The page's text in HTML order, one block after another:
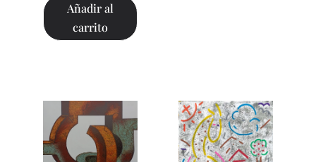
Añadir al
carrito